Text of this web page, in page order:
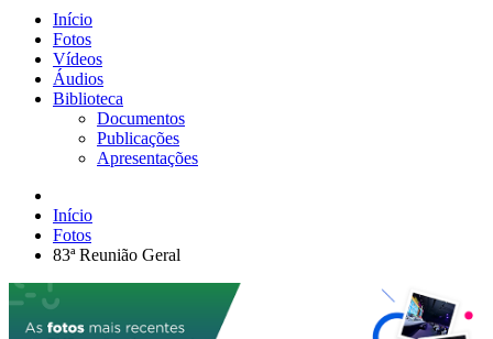
Início
Fotos
Vídeos
Áudios
Biblioteca
Documentos
Publicações
Apresentações
Início
Fotos
83ª Reunião Geral